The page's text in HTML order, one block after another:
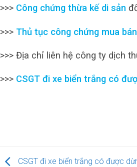
>>> Công chứng thừa kế di sản
>>> Thủ tục công chứng mua
>>> Địa chỉ liên hệ công ty dịch
>>> CSGT đi xe biển trắng có
CSGT đi xe biển trắng có được